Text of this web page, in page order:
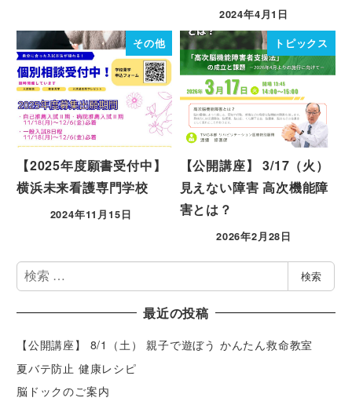
2024年4月1日
その他
【2025年度願書受付中】
横浜未来看護専門学校
2024年11月15日
トピックス
【公開講座】 3/17（火）
見えない障害 高次機能障
害とは？
2026年2月28日
検
索
検索
最近の投稿
【公開講座】 8/1（土） 親子で遊ぼう かんたん救命教室
夏バテ防止 健康レシピ
脳ドックのご案内